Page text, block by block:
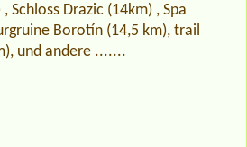
Schloss Drazic (14km) , Spa
Borotín (14,5 km), trail
und andere .......